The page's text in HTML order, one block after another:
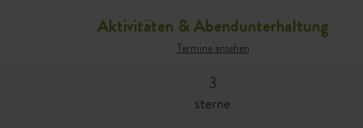
Aktivitäten & Abendunterhaltung
Termine ansehen
3
sterne